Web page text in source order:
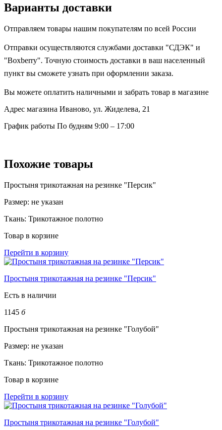
Варианты доставки
Отправляем товары нашим покупателям по всей России
Отправки осуществляются службами доставки "СДЭК" и
"Boxberry". Точную стоимость доставки в ваш населенный
пункт вы сможете узнать при оформлении заказа.
Вы можете оплатить наличными и забрать товар в магазине
Адрес магазина Иваново, ул. Жиделева, 21
График работы По будням 9:00 – 17:00
Похожие товары
Простыня трикотажная на резинке "Персик"
Размер: не указан
Ткань: Трикотажное полотно
Товар в корзине
Перейти в корзину
Простыня трикотажная на резинке "Персик"
Есть в наличии
1145 б
Простыня трикотажная на резинке "Голубой"
Размер: не указан
Ткань: Трикотажное полотно
Товар в корзине
Перейти в корзину
Простыня трикотажная на резинке "Голубой"